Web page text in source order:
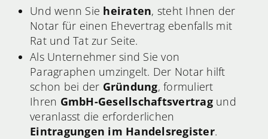
Und wenn Sie heiraten, steht Ihnen der
Notar für einen Ehevertrag ebenfalls mit
Rat und Tat zur Seite.
Als Unternehmer sind Sie von
Paragraphen umzingelt. Der Notar hilft
schon bei der Gründung, formuliert
Ihren GmbH-Gesellschaftsvertragund
veranlasst die erforderlichen
Eintragungen im Handelsregister.